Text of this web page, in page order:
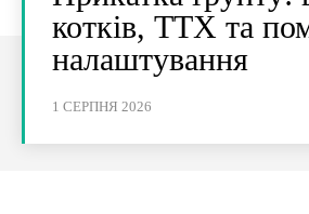
котків, ТТХ та
налаштування
1 СЕРПНЯ 2026